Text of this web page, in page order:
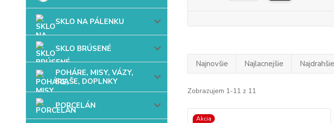
SKLO NA PÁLENKU
SKLO BRÚSENÉ
POHÁRE, MISY, VÁZY,
FĽAŠE, DOPLNKY
PORCELÁN
Najnovšie Najlacnejšie Najdrahšie
Zobrazujem 1-11 z 11
Akcia